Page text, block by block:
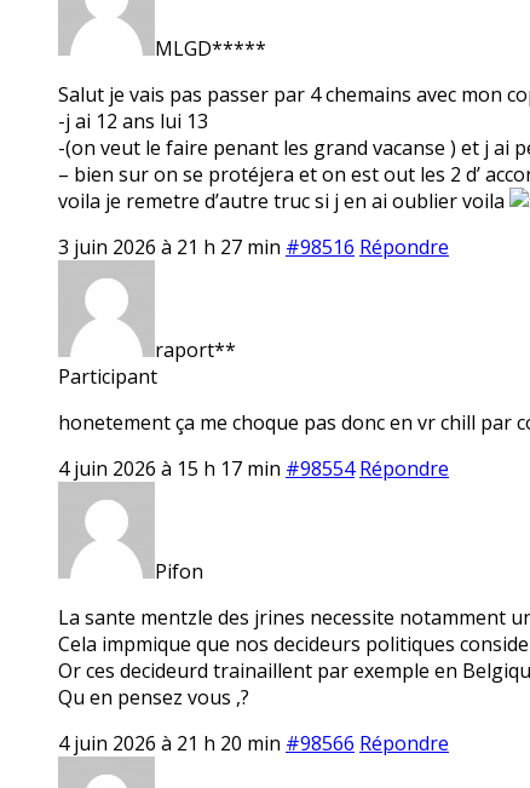
MLGD*****
Salut je vais pas passer par 4 chemains avec mon
-j ai 12 ans lui 13
-(on veut le faire penant les grand vacanse ) et j ai
– bien sur on se protéjera et on est out les 2 d’
voila je remetre d’autre truc si j en ai oublier voila
3 juin 2026 à 21 h 27 min #98516 Répondre
raport**
Participant
honetement ça me choque pas donc en vr chill par
4 juin 2026 à 15 h 17 min #98554 Répondre
Pifon
La sante mentzle des jrines necessite notamment
Cela impmique que nos decideurs politiques
Or ces decideurd trainaillent par exemple en
Qu en pensez vous ,?
4 juin 2026 à 21 h 20 min #98566 Répondre